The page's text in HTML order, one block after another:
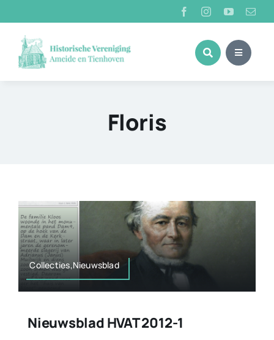
naar
inhoud
Floris
Collecties,Nieuwsblad
Nieuwsblad HVAT 2012-1